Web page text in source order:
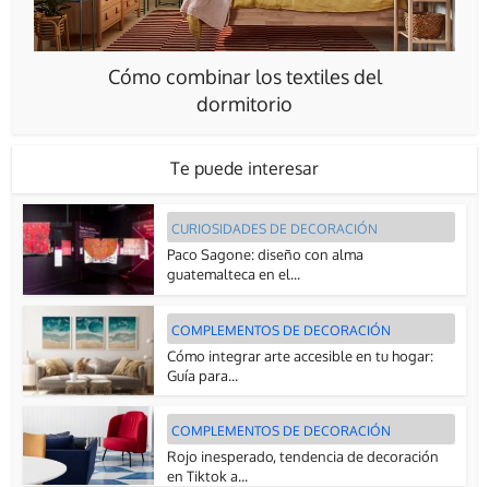
Cómo combinar los textiles del
dormitorio
Te puede interesar
CURIOSIDADES DE DECORACIÓN
Paco Sagone: diseño con alma
guatemalteca en el...
COMPLEMENTOS DE DECORACIÓN
Cómo integrar arte accesible en tu hogar:
Guía para...
COMPLEMENTOS DE DECORACIÓN
Rojo inesperado, tendencia de decoración
en Tiktok a...